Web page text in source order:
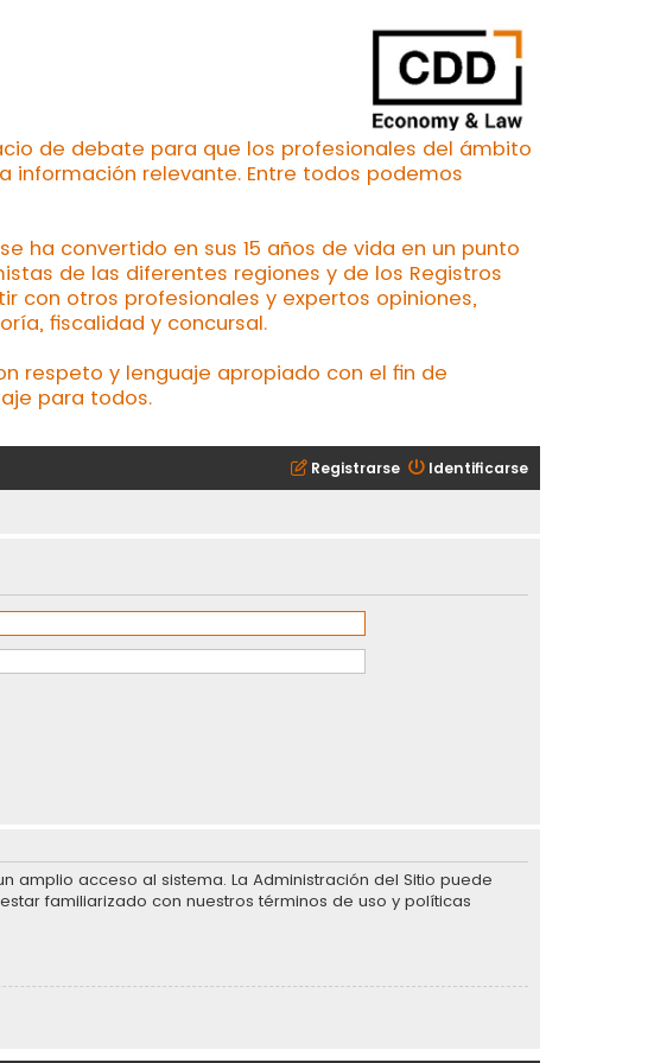
de debate para que los profesionales del ámbito
relevante. Entre todos podemos
ha convertido en sus 15 años de vida en un punto
de las diferentes regiones y de los Registros
con otros profesionales y expertos opiniones,
fiscalidad y concursal.
respeto y lenguaje apropiado con el fin de
para todos.
Identificarse
Registrarse
amplio acceso al sistema. La Administración del Sitio puede
familiarizado con nuestros términos de uso y políticas